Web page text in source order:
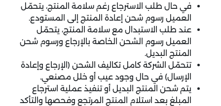
في حال طلب الاسترجاع رغم سلامة المنتج، يتحمّل
العميل رسوم شحن إعادة المنتج إلى المستودع.
عند طلب الاستبدال مع سلامة المنتج، يتحمّل
العميل رسوم الشحن الخاصة بالإرجاع ورسوم شحن
المنتج البديل.
تتحمّل الشركة كامل تكاليف الشحن (الإرجاع وإعادة
الإرسال) في حال وجود عيب أو خلل مصنعي.
يتم شحن المنتج البديل أو تنفيذ عملية استرجاع
المبلغ بعد استلام المنتج المرتجع وفحصها والتأكد